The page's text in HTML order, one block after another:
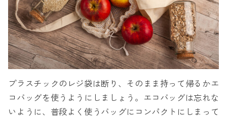
プラスチックのレジ袋は断り、そのまま持って帰るかエ
コバッグを使うようにしましょう。エコバッグは忘れな
いように、普段よく使うバッグにコンパクトにしまって